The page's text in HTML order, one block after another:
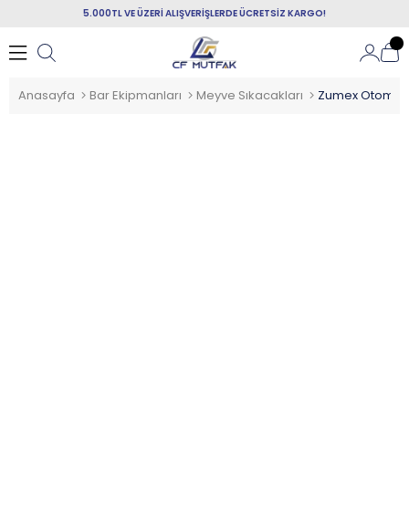
5.000TL VE ÜZERİ ALIŞVERİŞLERDE ÜCRETSİZ KARGO!
Anasayfa Bar Ekipmanları Meyve Sıkacakları